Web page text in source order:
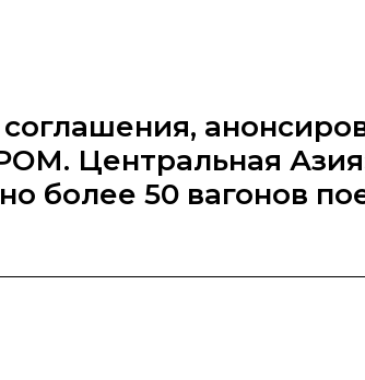
Центральная
более 50 вагонов